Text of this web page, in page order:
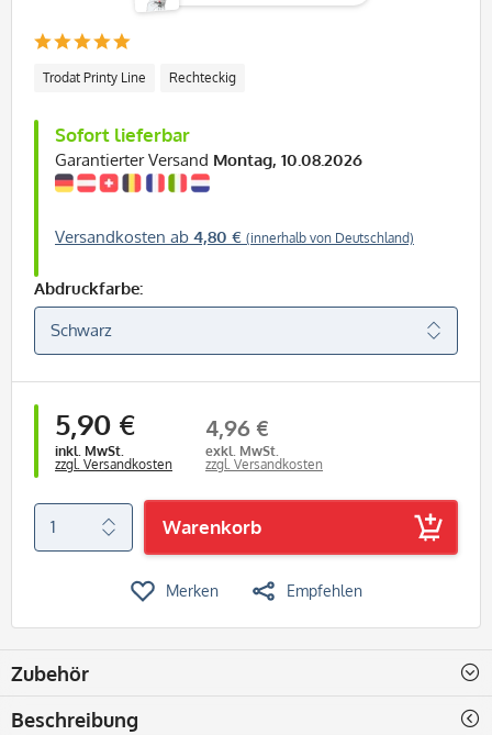
Trodat Printy Line Rechteckig
Sofort lieferbar
Garantierter Versand Montag, 10.08.2026
Versandkosten ab 4,80 € (innerhalb von Deutschland)
Abdruckfarbe:
5,90 €
inkl. MwSt.
zzgl. Versandkosten
4,96 €
exkl. MwSt.
zzgl. Versandkosten
Warenkorb
Merken Empfehlen
Zubehör
Beschreibung